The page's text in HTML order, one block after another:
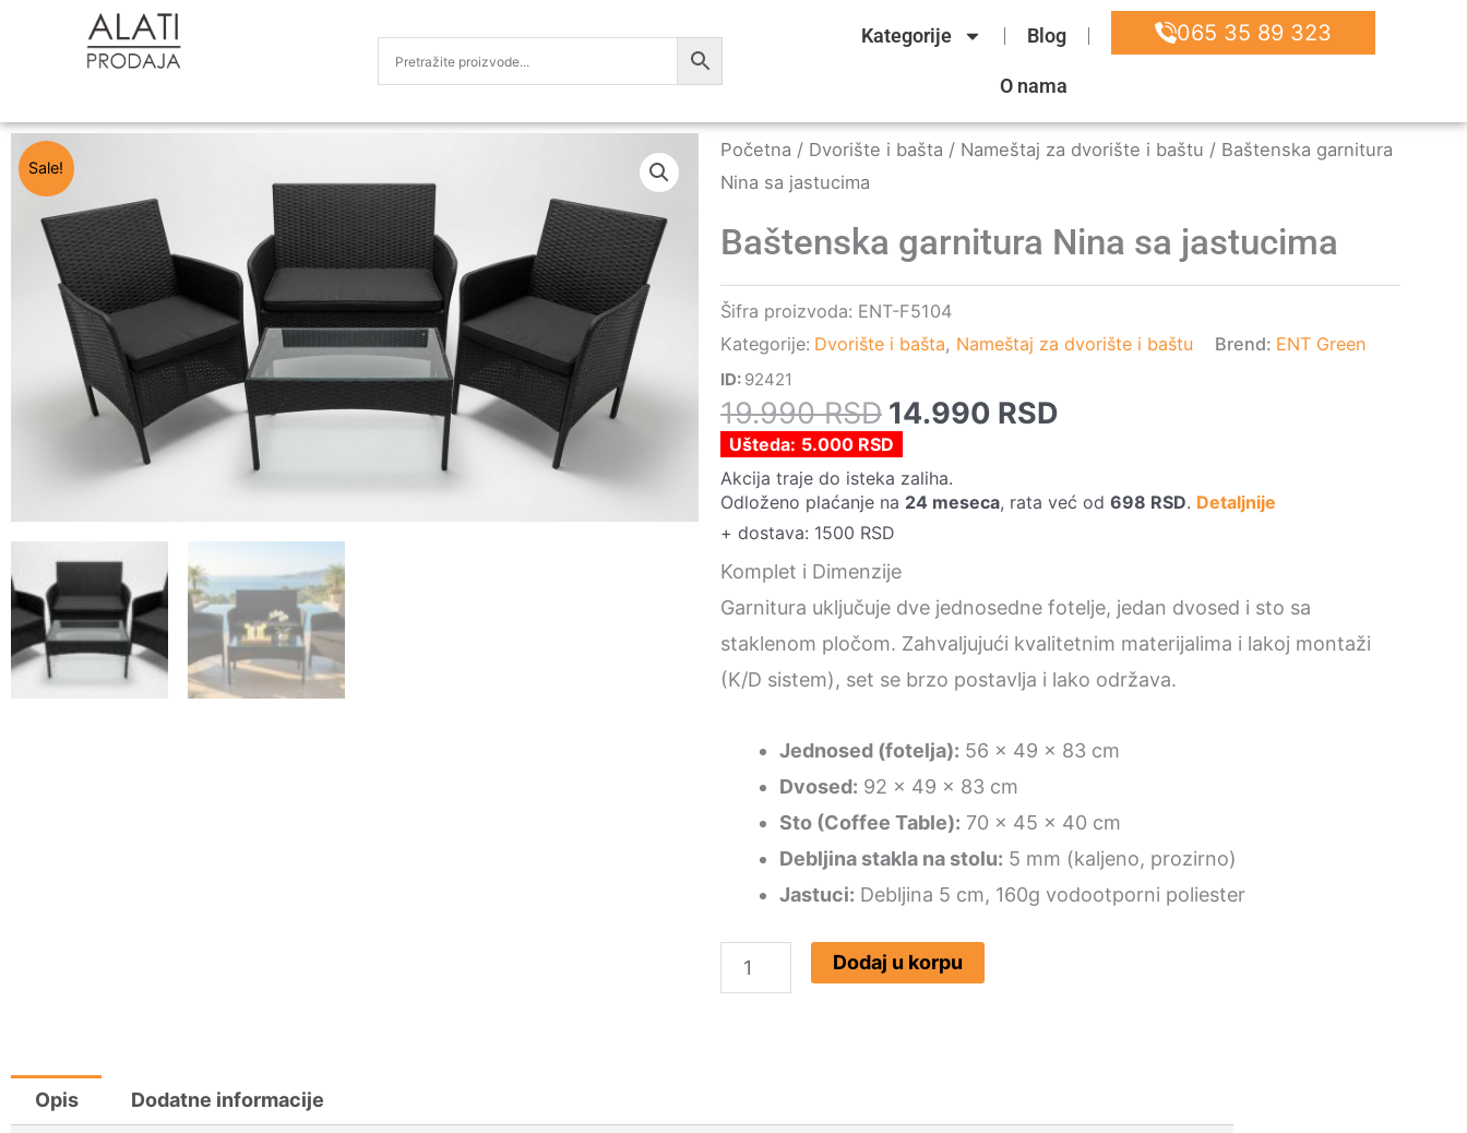
Kategorije Blog
O nama
065 35 89 323
Sale!
Početna / Dvorište i bašta / Nameštaj za dvorište i baštu / Baštenska garnitura
Nina sa jastucima
Baštenska garnitura Nina sa jastucima
Šifra proizvoda: ENT-F5104
Kategorije: Dvorište i bašta, Nameštaj za dvorište i baštu Brend: ENT Green
ID: 92421
19.990RSD Originalna
cena
je
bila:
14.990 RSD
14.990 RSD.
Ušteda: 5.000 RSD
Akcija traje do isteka zaliha.
Odloženo plaćanje na 24 meseca, rata već od 698 RSD. Detaljnije
+ dostava: 1500 RSD
Komplet i Dimenzije
Garnitura uključuje dve jednosedne fotelje, jedan dvosed i sto sa
staklenom pločom. Zahvaljujući kvalitetnim materijalima i lakoj montaži
(K/D sistem), set se brzo postavlja i lako održava.
Jednosed (fotelja): 56 x 49 x 83 cm
Dvosed: 92 x 49 x 83 cm
Sto (Coffee Table): 70 x 45 x 40 cm
Debljina stakla na stolu: 5 mm (kaljeno, prozirno)
Jastuci: Debljina 5 cm, 160g vodootporni poliester
Baštenska
garnitura
Dodaj u korpu
Opis Dodatne informacije